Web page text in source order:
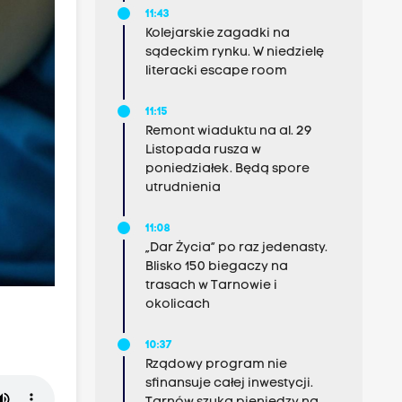
11:43
Kolejarskie zagadki na
sądeckim rynku. W niedzielę
literacki escape room
11:15
Remont wiaduktu na al. 29
Listopada rusza w
poniedziałek. Będą spore
utrudnienia
11:08
„Dar Życia” po raz jedenasty.
Blisko 150 biegaczy na
trasach w Tarnowie i
okolicach
10:37
Rządowy program nie
sfinansuje całej inwestycji.